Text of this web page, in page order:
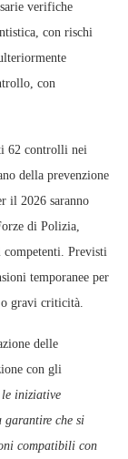
verifiche
con rischi
con
62 controlli nei
della prevenzione
il 2026 saranno
di Polizia,
Previsti
temporanee per
gravi criticità.
delle
con gli
le iniziative
che si
compatibili con